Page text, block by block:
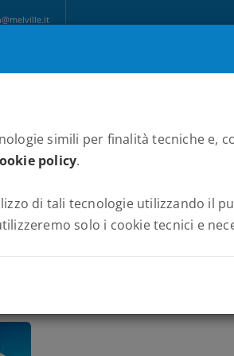
simili per finalità tecniche e,
policy.
di tali tecnologie utilizzando il
solo i cookie tecnici e